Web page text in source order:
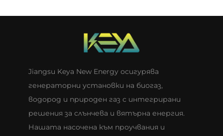
Колят вал завърта ротора на генератора,
преобразувайки механичната енергия в
електрическа.
Jiangsu Keya New Energy осигурява
генераторни установки на биогаз,
водород и природен газ с интегрирани
решения за слънчева и вятърна енергия.
Нашата насочена към проучвания и